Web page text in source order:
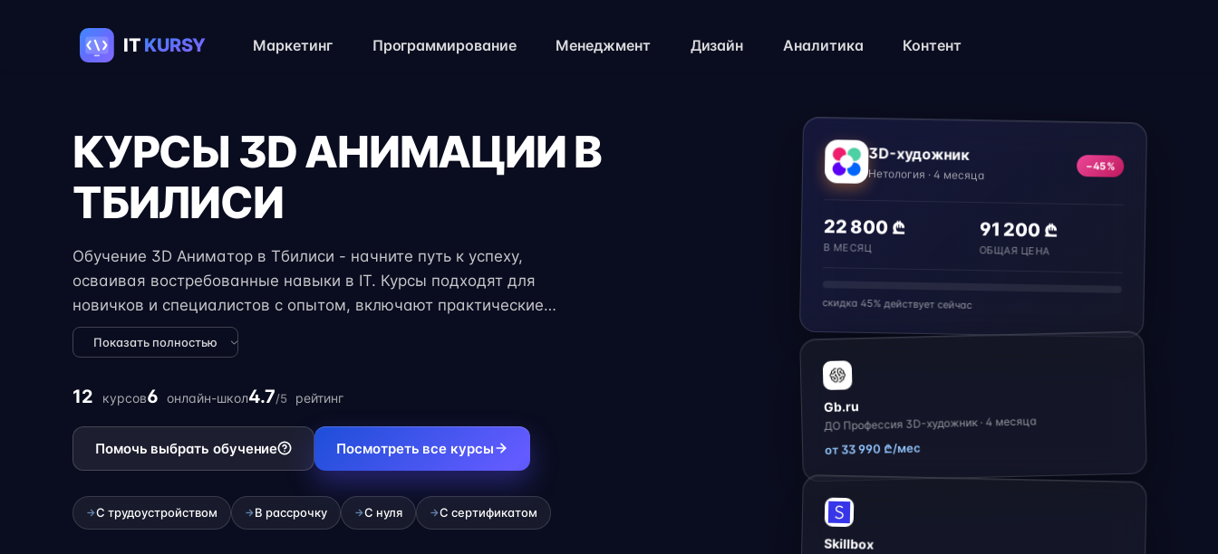
Маркетинг Программирование Менеджмент Дизайн Аналитика Контент
КУРСЫ 3D АНИМАЦИИ В
ТБИЛИСИ
Обучение 3D Аниматор в Тбилиси - начните путь к успеху,
осваивая востребованные навыки в IT. Курсы подходят для
новичков и специалистов с опытом, включают практические
задания, реальные проекты и консультации экспертов. Гибкий
формат занятий позволяет совмещать обучение с работой,
Показать полностью
12 курсов6 онлайн-школ4.7/5 рейтинг
Помочь выбрать обучение Посмотреть все курсы
→С трудоустройством →В рассрочку →С нуля →С сертификатом
3D-художник
Нетология · 4 месяца
−45%
22 800 ₾
В МЕСЯЦ
91 200 ₾
ОБЩАЯ ЦЕНА
скидка 45% действует сейчас
Gb.ru
ДО Профессия 3D-художник · 4 месяца
от 33 990 ₾/мес
Skillbox